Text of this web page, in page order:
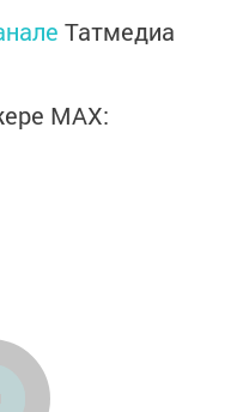
Татмедиа
MАХ: